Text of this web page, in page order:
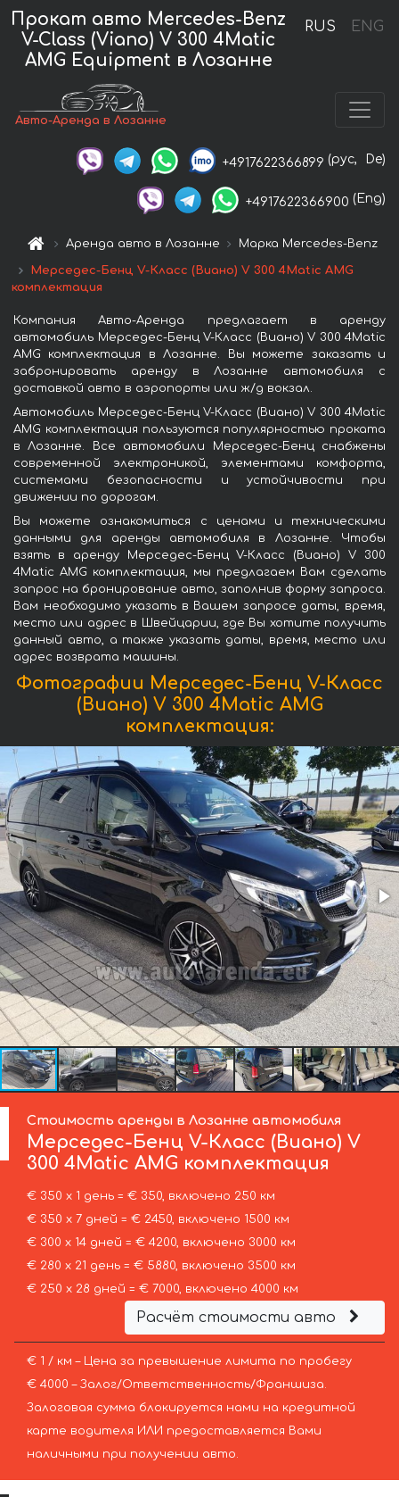
RUS ENG
Прокат авто Mercedes-Benz
V-Class (Viano) V 300 4Matic
AMG Equipment в Лозанне
Авто-Аренда в Лозанне
+4917622366899 (рус, De)
+4917622366900 (Eng)
Аренда авто в Лозанне Марка Mercedes-Benz
Мерседес-Бенц V-Класс (Виано) V 300 4Matic AMG
комплектация
Компания Авто-Аренда предлагает в аренду
автомобиль Мерседес-Бенц V-Класс (Виано) V 300 4Matic
AMG комплектация в Лозанне. Вы можете заказать и
забронировать аренду в Лозанне автомобиля с
доставкой авто в аэропорты или ж/д вокзал.
Автомобиль Мерседес-Бенц V-Класс (Виано) V 300 4Matic
AMG комплектация пользуются популярностью проката
в Лозанне. Все автомобили Мерседес-Бенц снабжены
современной электроникой, элементами комфорта,
системами безопасности и устойчивости при
движении по дорогам.
Вы можете ознакомиться с ценами и техническими
данными для аренды автомобиля в Лозанне. Чтобы
взять в аренду Мерседес-Бенц V-Класс (Виано) V 300
4Matic AMG комплектация, мы предлагаем Вам сделать
запрос на бронирование авто, заполнив форму запроса.
Вам необходимо указать в Вашем запросе даты, время,
место или адрес в Швейцарии, где Вы хотите получить
данный авто, а также указать даты, время, место или
адрес возврата машины.
Фотографии Мерседес-Бенц V-Класс
(Виано) V 300 4Matic AMG
комплектация:
Стоимость аренды в Лозанне автомобиля
Мерседес-Бенц V-Класс (Виано) V
300 4Matic AMG комплектация
€ 350 х 1 день = € 350, включено 250 км
€ 350 х 7 дней = € 2450, включено 1500 км
€ 300 х 14 дней = € 4200, включено 3000 км
€ 280 х 21 день = € 5880, включено 3500 км
€ 250 х 28 дней = € 7000, включено 4000 км
Расчёт стоимости авто
€ 1 / км – Цена за превышение лимита по пробегу
€ 4000 – Залог/Ответственность/Франшиза.
Залоговая сумма блокируется нами на кредитной
карте водителя ИЛИ предоставляется Вами
наличными при получении авто.